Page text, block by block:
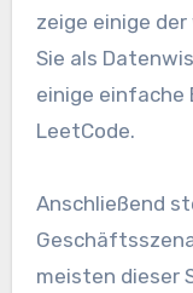
zeige einige
Sie als
einige einfache
LeetCode.
Anschließend
meisten dieser